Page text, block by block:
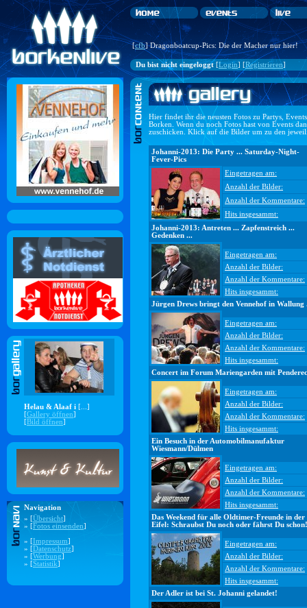
[cfb] Dragonboatcup-Pics: Die der Macher nur hier!
Du bist nicht eingeloggt[Login] [Registrieren]
Helau & Alaaf i [...]
[Gallery öffnen]
[Bild öffnen]
Navigation
» [Übersicht]
» [Fotos einsenden]
» [Impressum]
» [Datenschutz]
» [Werbung]
» [Statistik]
Hier findet ihr die neusten Fotos zu Partys,
Borken. Wenn du noch Fotos hast von Events
zuschicken. Klick auf die Bilder um zu den
Johanni-2013: Die Party ... Saturday-Night-
Fever-Pics
Eingetragen am:
Anzahl der Bilder:
Anzahl der Kommentare:
Hits insgesammt:
Johanni-2013: Antreten ... Zapfenstreich ...
Gedenken ...
Eingetragen am:
Anzahl der Bilder:
Anzahl der Kommentare:
Hits insgesammt:
Jürgen Drews bringt den Vennehof in Wallung
Eingetragen am:
Anzahl der Bilder:
Anzahl der Kommentare:
Hits insgesammt:
Concert im Forum Mariengarden mit
Eingetragen am:
Anzahl der Bilder:
Anzahl der Kommentare:
Hits insgesammt:
Ein Besuch in der Automobilmanufaktur
Wiesmann/Dülmen
Eingetragen am:
Anzahl der Bilder:
Anzahl der Kommentare:
Hits insgesammt:
Das Weekend für alle Oldtimer-Freunde in der
Eifel: Schraubst Du noch oder fährst Du schon!
Eingetragen am:
Anzahl der Bilder:
Anzahl der Kommentare:
Hits insgesammt:
Der Adler ist bei St. Johanni gelandet!